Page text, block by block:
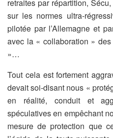
retraites par répartition,
sur les normes ultra-
pilotée par l’Allemagne et
avec la « collaboration »
»…
Tout cela est fortement
devait soi-disant nous «
en réalité, conduit et
spéculatives en empêchant
mesure de protection que